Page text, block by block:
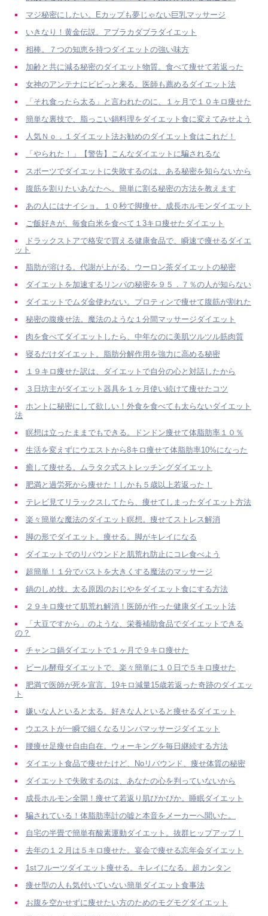
マジ秘密にしたい。Eカップも夢じゃない巨乳マッサージ
いきなり！黄金伝説。アブラカダブラダイエット
相棒。７つの知恵を持つダイエットの強い味方
加齢と共に減る秘密のダイエット物質。食べて痩せて若返った
女神のアンテナにビビっと来る。医師も薦めるダイエット法
「それ食ったら太る」と言われたのに、１ヶ月で１０キロ痩せた
簡単な裏技で、脂っこい鍋料理をダイエット食に変えてみせよう
人気Ｎｏ．１ダイエット法お勧めのダイエット食はこれだ！
「やられた！」【警告】こんなダイエットに騙されるな
スポーツでダイエットに失敗するのは、ある秘密を知らないから
腹筋を割りたいあなたへ。簡単に割る秘密の方法を教えます
あの人にはナイショ。１０秒で脚痩せ。成長ホルモンダイエット
ご飯好きが、毎食白米を食べて１3キロ痩せたダイエット
ドラックストアで格安で買える健康食品で、瞬速で痩せるダイエ
ット
脂肪が溶ける。代謝が上がる。ウーロン茶ダイエットの秘密
ダイエットを加速するリンパの秘密を９５．７％の人が知らない
ダイエットでムダ金使わない。プロティンで痩せて腹筋が割れた
秘密の腹痩せ法。魔法のような１分間マッサージダイエット
肉を食べてダイエットしたら、中年なのに美肌ツルツル筋肉質
寝るだけダイエット。脂肪分解作用を強力に高める秘密
１９キロ痩せた訳は、ダイエットで自分の心と対話したから
３日坊主がダイエット器具を１ヶ月使い続けて痩せたコツ
ホントに秘密にして欲しい！外食を食べても太らないダイエット
法
瞑想は立ったままでもできる。ドンドン痩せて体脂肪率１０％
生活を変えずにウエストから8キロ痩せて体脂肪率10%になった
癒して痩せる。ムラタク式ストレッチングダイエット
肥満と過労死から痩せた！しかも５歳以上若返った！
テレビ見てリラックスしてたら、痩せてしまったダイエット方法
楽々簡単な魔法のダイエット瞑想。痩せてストレス解消
脚の形でダイエット。痩せる。脚がキレイになる
ダイエットでのリバウンドと肌荒れ防止にコレ食べよう
超簡単！１分でバストを大きくする魔法のマッサージ
鍋のしめ技。太る原因のおじやをダイエット食にする方法
２９キロ痩せて肌荒れ解消！医師が作った健康ダイエット法
「大豆ですから」のような、栄養補助食品でダイエットできる
の？
チャンコ鍋ダイエットで１ヶ月で９キロ痩せた
ビール酵母ダイエットで、楽々簡単に１０日で５キロ痩せた
肥満で医師が死を宣言。19キロ減量15歳若返った奇跡のダイエッ
ト
嫌いな人といると太る。好きな人といると痩せるダイエット
ウエストが一瞬で細くなるリンパマッサージダイエット
腰痩せ足痩せ自由自在。ウォーキングを毎日継続する方法
ダイエット食品で痩せたけど、Noリバウンド、痩せ体質の秘密
ダイエットで失敗するのは、あなたの心を判っていないから
成長ホルモン全開！痩せて若返り肌ぴかぴか。睡眠ダイエット
騙されている！体脂肪率計の嘘と本音をメーカーへ聞いた。
自宅の半畳で簡単有酸素運動ダイエット。抜群ヒップアップ！
去年の１２月は５キロ痩せた。宴会で痩せる忘年会ダイエット
1stフルーツダイエット痩せる。キレイになる。超カンタン
痩せ型の人も気付いていない簡単ダイエット食事法
お腹を空かせずに痩せたい方のためのモグモグダイエット